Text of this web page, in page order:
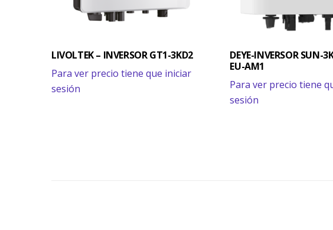
LIVOLTEK – INVERSOR GT1-3KD2
Para ver precio tiene que iniciar
sesión
DEYE-INVERSOR SUN-
EU-AM1
Para ver precio tiene
sesión